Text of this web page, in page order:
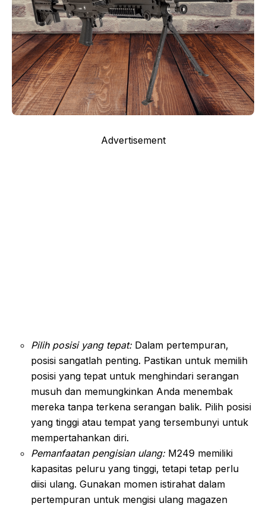
Advertisement
Pilih posisi yang tepat:Dalam pertempuran,
posisi sangatlah penting. Pastikan untuk memilih
posisi yang tepat untuk menghindari serangan
musuh dan memungkinkan Anda menembak
mereka tanpa terkena serangan balik. Pilih posisi
yang tinggi atau tempat yang tersembunyi untuk
mempertahankan diri.
Pemanfaatan pengisian ulang:M249 memiliki
kapasitas peluru yang tinggi, tetapi tetap perlu
diisi ulang. Gunakan momen istirahat dalam
pertempuran untuk mengisi ulang magazen